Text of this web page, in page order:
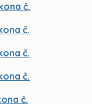
č.
č.
č.
č.
č.